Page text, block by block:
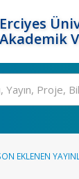
Erciyes
Akademik
EKLENEN